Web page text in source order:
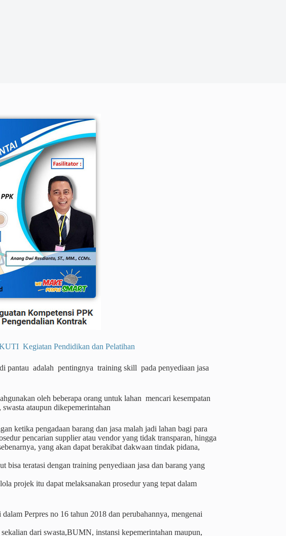
Kegiatan Pendidikan dan Pelatihan
pantau adalah pentingnya training skill pada penyediaan jasa
oleh beberapa orang untuk lahan mencari kesempatan
ataupun dikepemerintahan
ketika pengadaan barang dan jasa malah jadi lahan bagi para
pencarian supplier atau vendor yang tidak transparan, hingga
yang akan dapat berakibat dakwaan tindak pidana,
bisa teratasi dengan training penyediaan jasa dan barang yang
projek itu dapat melaksanakan prosedur yang tepat dalam
Perpres no 16 tahun 2018 dan perubahannya, mengenai
dari swasta,BUMN, instansi kepemerintahan maupun,